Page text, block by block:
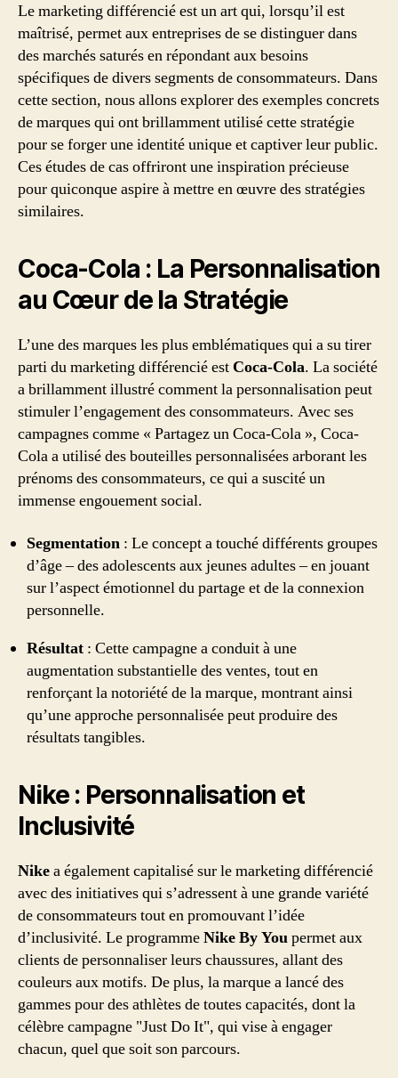
Le marketing différencié est un art qui, lorsqu’il est
maîtrisé, permet aux entreprises de se distinguer dans
des marchés saturés en répondant aux besoins
spécifiques de divers segments de consommateurs. Dans
cette section, nous allons explorer des exemples concrets
de marques qui ont brillamment utilisé cette stratégie
pour se forger une identité unique et captiver leur public.
Ces études de cas offriront une inspiration précieuse
pour quiconque aspire à mettre en œuvre des stratégies
similaires.
Coca-Cola : La Personnalisation
au Cœur de la Stratégie
L’une des marques les plus emblématiques qui a su tirer
parti du marketing différencié est Coca-Cola. La société
a brillamment illustré comment la personnalisation peut
stimuler l’engagement des consommateurs. Avec ses
campagnes comme « Partagez un Coca-Cola », Coca-
Cola a utilisé des bouteilles personnalisées arborant les
prénoms des consommateurs, ce qui a suscité un
immense engouement social.
Segmentation : Le concept a touché différents groupes
d’âge – des adolescents aux jeunes adultes – en jouant
sur l’aspect émotionnel du partage et de la connexion
personnelle.
Résultat : Cette campagne a conduit à une
augmentation substantielle des ventes, tout en
renforçant la notoriété de la marque, montrant ainsi
qu’une approche personnalisée peut produire des
résultats tangibles.
Nike : Personnalisation et
Inclusivité
Nikea également capitalisé sur le marketing différencié
avec des initiatives qui s’adressent à une grande variété
de consommateurs tout en promouvant l’idée
d’inclusivité. Le programmeNike By Youpermet aux
clients de personnaliser leurs chaussures, allant des
couleurs aux motifs. De plus, la marque a lancé des
gammes pour des athlètes de toutes capacités, dont la
célèbre campagne "Just Do It", qui vise à engager
chacun, quel que soit son parcours.